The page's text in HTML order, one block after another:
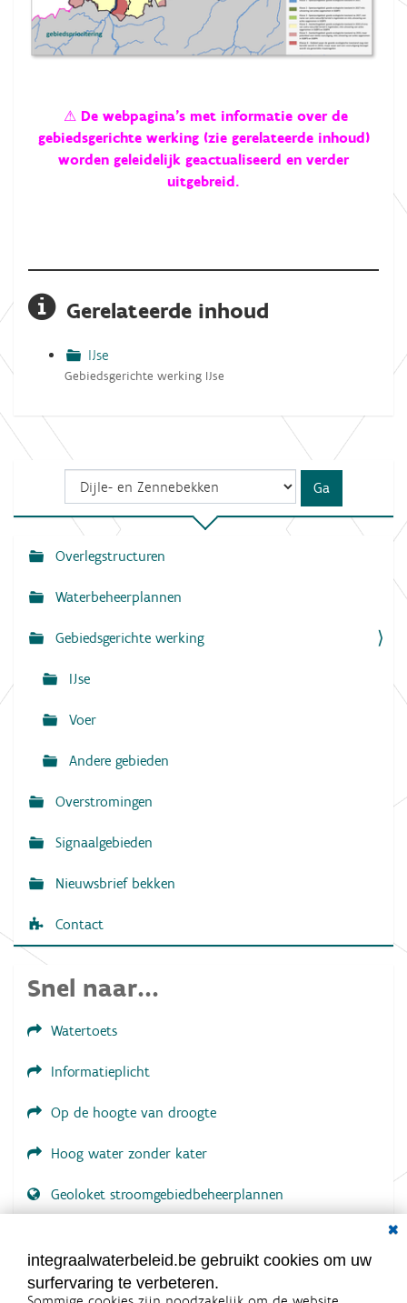
⚠ De webpagina’s met informatie over de
gebiedsgerichte werking (zie gerelateerde inhoud)
worden geleidelijk geactualiseerd en verder
uitgebreid.
Gerelateerde inhoud
IJse
Gebiedsgerichte werking IJse
N
a
i
Overlegstructuren
Waterbeheerplannen
Gebiedsgerichte werking
IJse
Voer
Andere gebieden
Overstromingen
Signaalgebieden
Nieuwsbrief bekken
Contact
Snel naar...
Watertoets
Informatieplicht
Op de hoogte van droogte
Hoog water zonder kater
Geoloket stroomgebiedbeheerplannen
LOGIN VEREIST
integraalwaterbeleid.be gebruikt cookies om uw
surfervaring te verbeteren.